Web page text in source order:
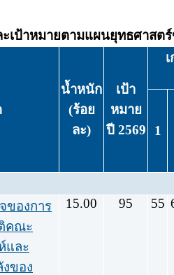
เป้าหมายตามแผนยุทธศาสต
น้ำหนัก
(ร้อย
ละ)
เป้า
หมาย
ปี 2569
1
ของการ
คณะ
และ
ของ
15.00 95 55